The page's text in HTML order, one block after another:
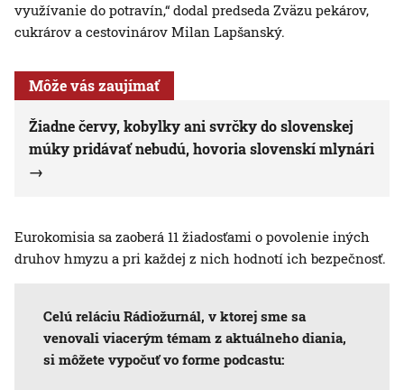
využívanie do potravín,“ dodal predseda Zväzu pekárov,
cukrárov a cestovinárov Milan Lapšanský.
Môže vás zaujímať
Žiadne červy, kobylky ani svrčky do slovenskej
múky pridávať nebudú, hovoria slovenskí mlynári
Eurokomisia sa zaoberá 11 žiadosťami o povolenie iných
druhov hmyzu a pri každej z nich hodnotí ich bezpečnosť.
Celú reláciu Rádiožurnál, v ktorej sme sa
venovali viacerým témam z aktuálneho diania,
si môžete vypočuť vo forme podcastu: